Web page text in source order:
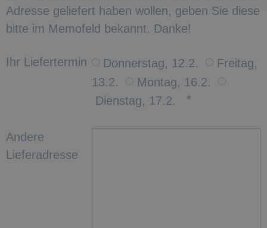
Adresse geliefert haben wollen, geben Sie diese
bitte im Memofeld bekannt. Danke!
Ihr Liefertermin Donnerstag, 12.2.
Freitag,
13.2.
Montag, 16.2.
Dienstag, 17.2. *
Andere
Lieferadresse